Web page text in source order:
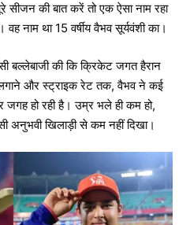
सीजन की बात करें तो एक ऐसा नाम रहा
नाम था 15 वर्षीय वैभव सूर्यवंशी का।
बल्लेबाजी की कि क्रिकेट जगत हैरान
और स्ट्राइक रेट तक, वैभव ने कई
जगह हो रही है। उम्र भले ही कम हो,
अनुभवी खिलाड़ी से कम नहीं दिखा।